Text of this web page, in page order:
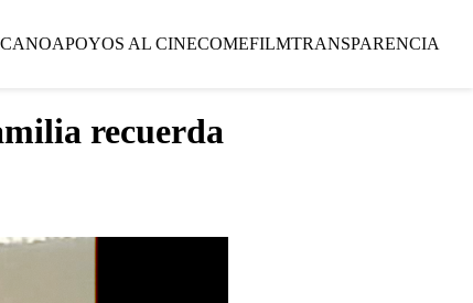
APOYOS AL CINECOMEFILMTRANSPARENCIA
recuerda